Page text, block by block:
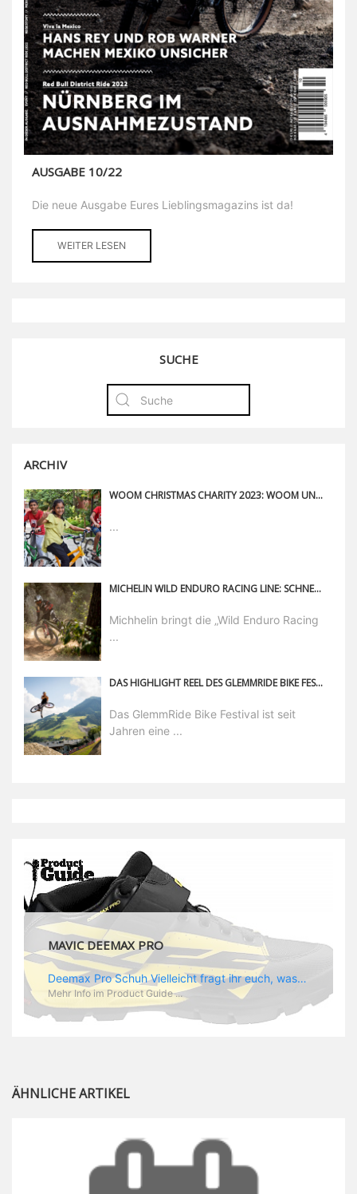
AUSGABE 10/22
Die neue Ausgabe Eures Lieblingsmagazins ist da!
WEITER LESEN
SUCHE
ARCHIV
WOOM CHRISTMAS CHARITY 2023: WOOM UND BREGAL SPENDEN 90.000 EURO FÜR SOS-KINDERDORF IN BANGLADESCH, POLEN UND ÖSTERREICH
...
MICHELIN WILD ENDURO RACING LINE: SCHNELLER UND KONTROLLIERTER MIT DEM MTB UNTERWEGS
Michhelin bringt die „Wild Enduro Racing
...
DAS HIGHLIGHT REEL DES GLEMMRIDE BIKE FESTIVAL 2019
Das GlemmRide Bike Festival ist seit
Jahren eine ...
MAVIC DEEMAX PRO
Deemax Pro Schuh Vielleicht fragt ihr euch, was ein Schuh mit Deemax zu tun hat? Nun, hier spielt vor allem der Einsatzzweck eine Rolle: Deemax steht für Gravity pur und dafür ist auch der neue Schuh gedacht, der vor allem den Ideen von Downhill Legende Fabien Barel entspricht. Der Schuh soll ganz der Deemax Philosophie entsprechen: kompromisslose Funktion, effizient und hoher Komfort standen auf der Wunschliste von Fabien. Und das kam dabei heraus: - die neue „Energy Grip AM“ Sohle bietet maximale Stabilität und optimalen Grip auf dem Pedal. - die „Ergo Fit“ Innensohle soll super hohen Komfort bieten und optimal sitzen und zwar den ganzen Tag lang. - eine 3D-Mesch-Konstruktion soll den Fuß belüften und sowohl bei Sonne also auch unter kühlen Bedingungen für optimales Fußklima sorgen - die Assymetrische Konstruktion mit höherem Seitenteil innen soll den Knöchel optimal schützen - extra Schutz für die Zehen und die Fersen
Mehr Info im Product Guide ...
ÄHNLICHE ARTIKEL